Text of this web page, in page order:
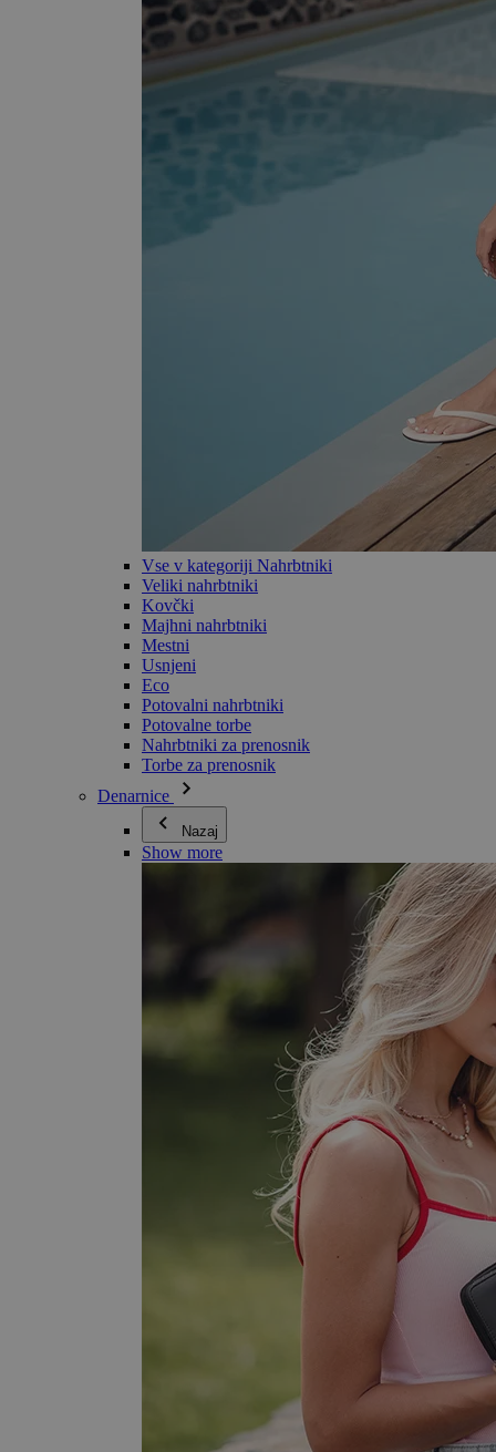
Vse v kategoriji Nahrbtniki
Veliki nahrbtniki
Kovčki
Majhni nahrbtniki
Mestni
Usnjeni
Eco
Potovalni nahrbtniki
Potovalne torbe
Nahrbtniki za prenosnik
Torbe za prenosnik
Denarnice
Nazaj
Show more